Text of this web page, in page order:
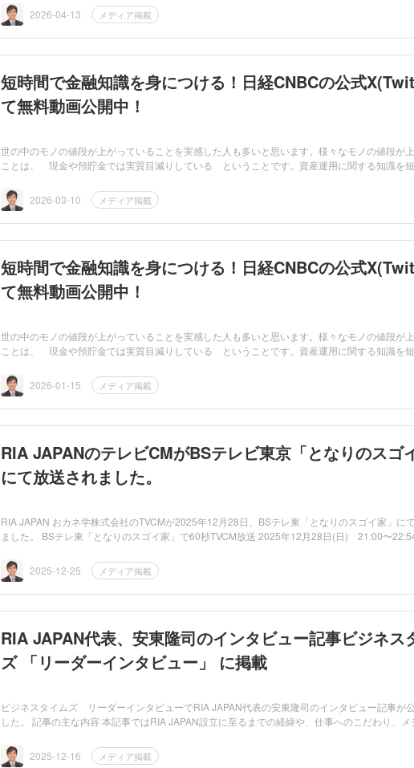
2026-04-13
メディア掲載
短時間で金融知識を身につける！日経CNBCの公式
て無料動画公開中！
世の中のモノの値段が上がっていることを実感した人も多いと思います。様々なモノの値段が
ことは、 現金や預貯金では実質目減りしている ということです。資産運用に関する知識を
2026-03-10
メディア掲載
短時間で金融知識を身につける！日経CNBCの公式
て無料動画公開中！
世の中のモノの値段が上がっていることを実感した人も多いと思います。様々なモノの値段が
ことは、 現金や預貯金では実質目減りしている ということです。資産運用に関する知識を
2026-01-15
メディア掲載
RIA JAPANのテレビCMがBSテレビ東京「となりのスゴ
にて放送されました。
RIA JAPAN おカネ学株式会社のTVCMが2025年12月28日、BSテレ東「となりのスゴイ家」に
ました。 BSテレ東「となりのスゴイ家」で60秒TVCM放送 2025年12月28日(日) 21:00〜
2025-12-25
メディア掲載
RIA JAPAN代表、安東隆司のインタビュー記事ビジネス
ズ 「リーダーインタビュー」 に掲載
ビジネスタイムズ リーダーインタビューでRIA JAPAN代表の安東隆司のインタビュー記事が
した。 記事の主な内容 本記事ではRIA JAPAN設立に至るまでの経緯や、仕事へのこだわり、メ
2025-12-16
メディア掲載